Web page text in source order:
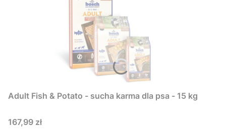
Adult Fish & Potato - sucha karma dla psa - 15 kg
Cena
167,99 zł